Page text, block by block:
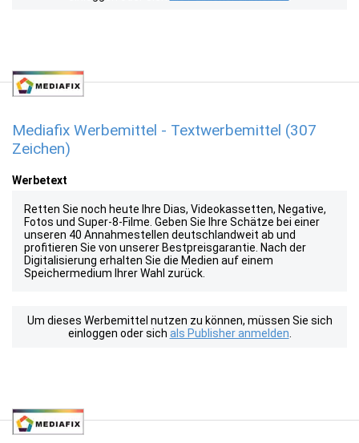
Mediafix Werbemittel - Textwerbemittel (307
Zeichen)
Werbetext
Retten Sie noch heute Ihre Dias, Videokassetten, Negative,
Fotos und Super-8-Filme. Geben Sie Ihre Schätze bei einer
unseren 40 Annahmestellen deutschlandweit ab und
profitieren Sie von unserer Bestpreisgarantie. Nach der
Digitalisierung erhalten Sie die Medien auf einem
Speichermedium Ihrer Wahl zurück.
Um dieses Werbemittel nutzen zu können, müssen Sie sich
einloggen oder sich als Publisher anmelden